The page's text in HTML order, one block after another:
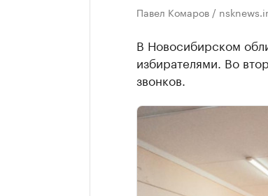
Павел Комаров /
В Новосибирском
избирателями. Во
звонков.